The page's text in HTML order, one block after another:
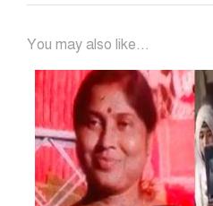
You may also like...